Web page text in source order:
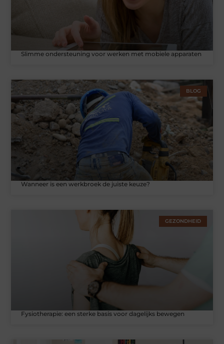
Slimme ondersteuning voor werken met mobiele apparaten
BLOG
Wanneer is een werkbroek de juiste keuze?
GEZONDHEID
Fysiotherapie: een sterke basis voor dagelijks bewegen